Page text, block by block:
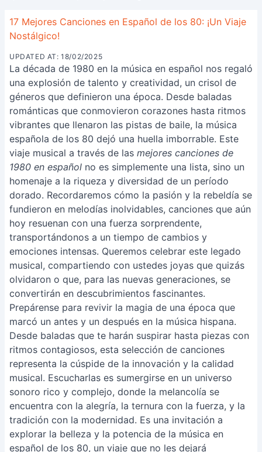
17 Mejores Canciones en Español de los 80: ¡Un Viaje
Nostálgico!
UPDATED AT: 18/02/2025
La década de 1980 en la música en español nos regaló
una explosión de talento y creatividad, un crisol de
géneros que definieron una época. Desde baladas
románticas que conmovieron corazones hasta ritmos
vibrantes que llenaron las pistas de baile, la música
española de los 80 dejó una huella imborrable. Este
viaje musical a través de las mejores canciones de
1980 en español no es simplemente una lista, sino un
homenaje a la riqueza y diversidad de un período
dorado. Recordaremos cómo la pasión y la rebeldía se
fundieron en melodías inolvidables, canciones que aún
hoy resuenan con una fuerza sorprendente,
transportándonos a un tiempo de cambios y
emociones intensas. Queremos celebrar este legado
musical, compartiendo con ustedes joyas que quizás
olvidaron o que, para las nuevas generaciones, se
convertirán en descubrimientos fascinantes.
Prepárense para revivir la magia de una época que
marcó un antes y un después en la música hispana.
Desde baladas que te harán suspirar hasta piezas con
ritmos contagiosos, esta selección de canciones
representa la cúspide de la innovación y la calidad
musical. Escucharlas es sumergirse en un universo
sonoro rico y complejo, donde la melancolía se
encuentra con la alegría, la ternura con la fuerza, y la
tradición con la modernidad. Es una invitación a
explorar la belleza y la potencia de la música en
español de los 80, un viaje que no les dejará